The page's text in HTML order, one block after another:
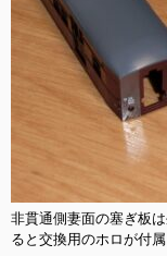
非貫通側妻面の塞ぎ板
ると交換用のホロが付